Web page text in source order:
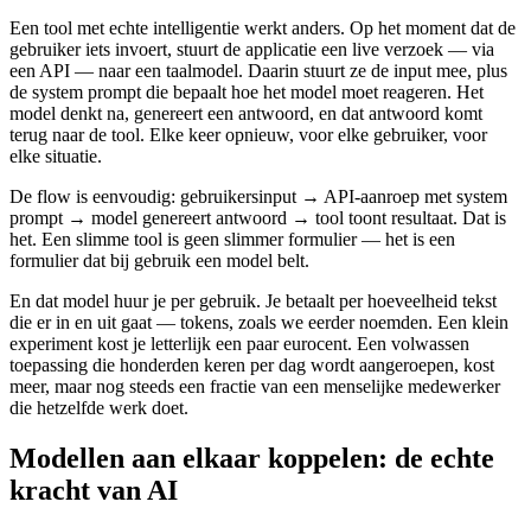
Een tool met echte intelligentie werkt anders. Op het moment dat de
gebruiker iets invoert, stuurt de applicatie een live verzoek — via
een API — naar een taalmodel. Daarin stuurt ze de input mee, plus
de system prompt die bepaalt hoe het model moet reageren. Het
model denkt na, genereert een antwoord, en dat antwoord komt
terug naar de tool. Elke keer opnieuw, voor elke gebruiker, voor
elke situatie.
De flow is eenvoudig: gebruikersinput → API-aanroep met system
prompt → model genereert antwoord → tool toont resultaat. Dat is
het. Een slimme tool is geen slimmer formulier — het is een
formulier dat bij gebruik een model belt.
En dat model huur je per gebruik. Je betaalt per hoeveelheid tekst
die er in en uit gaat — tokens, zoals we eerder noemden. Een klein
experiment kost je letterlijk een paar eurocent. Een volwassen
toepassing die honderden keren per dag wordt aangeroepen, kost
meer, maar nog steeds een fractie van een menselijke medewerker
die hetzelfde werk doet.
Modellen aan elkaar koppelen: de echte
kracht van AI